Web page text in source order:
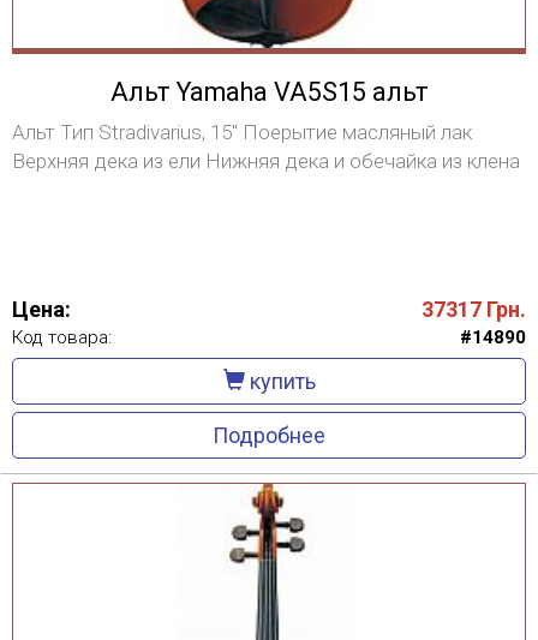
Альт Yamaha VA5S15 альт
Альт Тип Stradivarius, 15" Поерытие масляный лак
Верхняя дека из ели Нижняя дека и обечайка из клена
Цена: 37317 Грн.
Код товара: #14890
купить
Подробнее